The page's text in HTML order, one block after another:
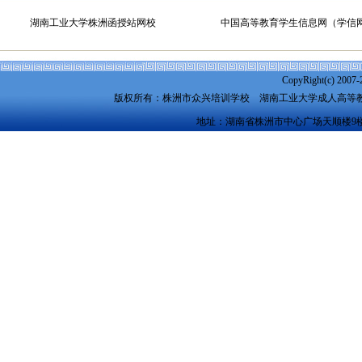
湖南工业大学株洲函授站网校 中国高等教育学生信息网（学信
CopyRight(c)
版权所有：株洲市众兴培训学校 湖南工业大学成人高等
地址：湖南省株洲市中心广场天顺楼